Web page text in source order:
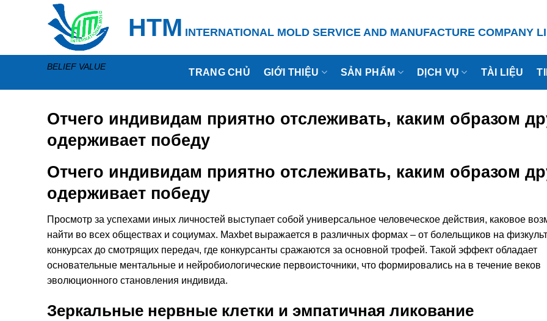
BELIEF VALUE
HTM INTERNATIONAL MOLD SERVICE AND MANUFACTURE COMPANY
TRANG CHỦ GIỚI THIỆU SẢN PHẨM DỊCH VỤ TÀI LIỆU
Отчего индивидам приятно отслеживать, каким образом
одерживает победу
Отчего индивидам приятно отслеживать, каким образом
одерживает победу
Просмотр за успехами иных личностей выступает собой универсальное человеческое действия, каковое
найти во всех обществах и социумах. Maxbet выражается в различных формах – от болельщиков на
конкурсах до смотрящих передач, где конкурсанты сражаются за основной трофей. Такой эффект обладает
основательные ментальные и нейробиологические первоисточники, что формировались на в течение веков
эволюционного становления индивида.
Зеркальные нервные клетки и эмпатичная ликование